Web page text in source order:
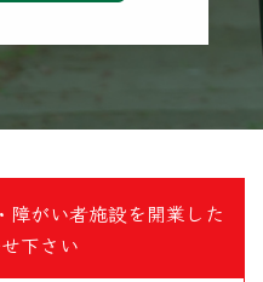
障がい者施設を開業した
下さい